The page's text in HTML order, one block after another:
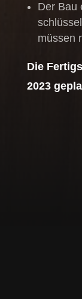
Der Bau
müssen
Die
2023